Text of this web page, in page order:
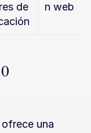
de
n web
una